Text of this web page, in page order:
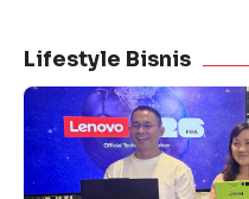
Lifestyle Bisnis